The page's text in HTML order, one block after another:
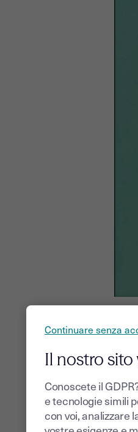
Se ti
Per
Continuare senza
Il nostro
Conoscete il
e tecnologie simili
con voi, analizzare